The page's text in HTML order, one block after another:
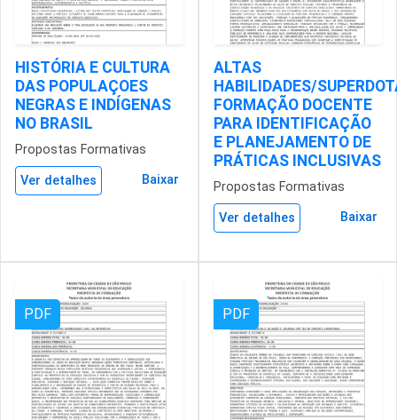
HISTÓRIA E CULTURA
DAS POPULAÇOES
NEGRAS E INDÍGENAS
NO BRASIL
Propostas Formativas
Ver detalhes Baixar
ALTAS
HABILIDADES/
FORMAÇÃO DOCENTE
PARA IDENTIFICAÇÃO
E PLANEJAMENTO DE
PRÁTICAS INCLUSIVAS
Propostas Formativas
Ver detalhes Baixar
PDF PDF